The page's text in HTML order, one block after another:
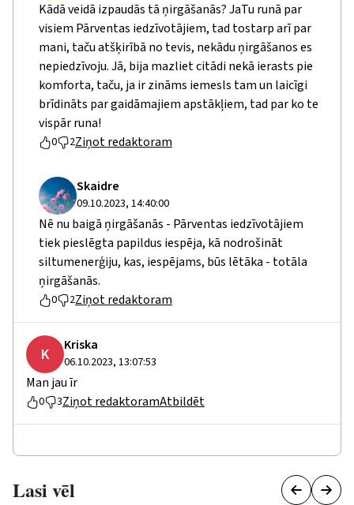
Kādā veidā izpaudās tā ņirgāšanās? JaTu runā par
visiem Pārventas iedzīvotājiem, tad tostarp arī par
mani, taču atšķirībā no tevis, nekādu ņirgāšanos es
nepiedzīvoju. Jā, bija mazliet citādi nekā ierasts pie
komforta, taču, ja ir zināms iemesls tam un laicīgi
brīdināts par gaidāmajiem apstākļiem, tad par ko te
vispār runa!
0 2Ziņot redaktoram
Skaidre
09.10.2023, 14:40:00
Nē nu baigā ņirgāšanās - Pārventas iedzīvotājiem
tiek pieslēgta papildus iespēja, kā nodrošināt
siltumenerģiju, kas, iespējams, būs lētāka - totāla
ņirgāšanās.
0 2Ziņot redaktoram
K Kriska
06.10.2023, 13:07:53
Man jau īr
0 3Ziņot redaktoramAtbildēt
Lasi vēl